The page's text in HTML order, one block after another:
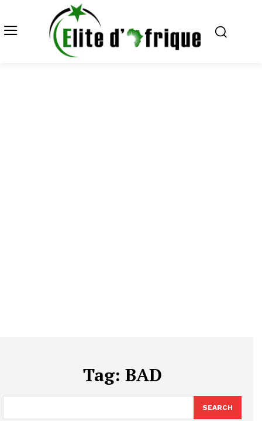
Tag: BAD
SEARCH